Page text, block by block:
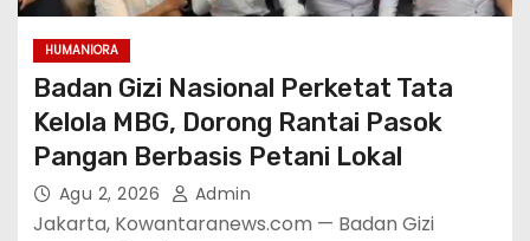
HUMANIORA
Badan Gizi Nasional Perketat Tata
Kelola MBG, Dorong Rantai Pasok
Pangan Berbasis Petani Lokal
Agu 2, 2026 Admin
Jakarta, Kowantaranews.com — Badan Gizi